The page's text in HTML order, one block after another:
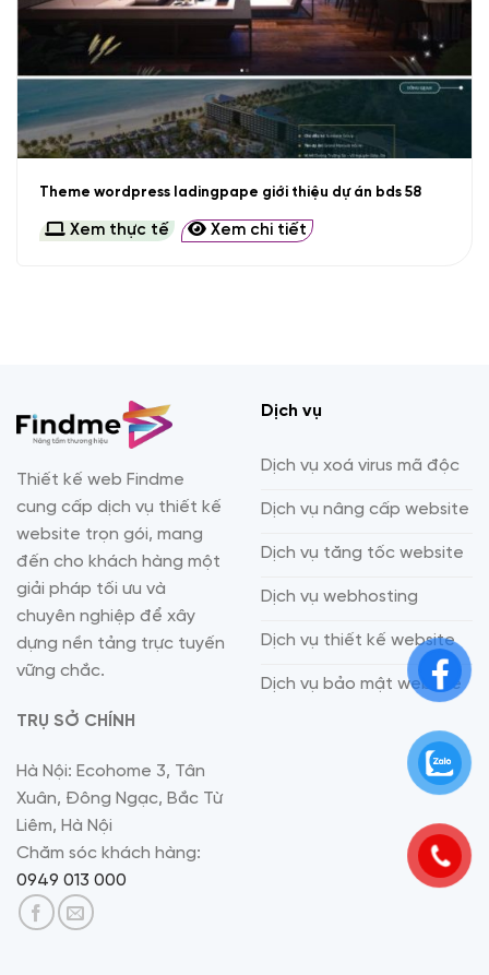
Theme wordpress ladingpape giới thiệu dự án bds 58
Xem thực tế Xem chi tiết
Thiết kế web Findme
cung cấp dịch vụ thiết kế
website trọn gói, mang
đến cho khách hàng một
giải pháp tối ưu và
chuyên nghiệp để xây
dựng nền tảng trực tuyến
vững chắc.
TRỤ SỞ CHÍNH
Hà Nội: Ecohome 3, Tân
Xuân, Đông Ngạc, Bắc Từ
Liêm, Hà Nội
Chăm sóc khách hàng:
0949 013 000
Dịch vụ
Dịch vụ xoá virus mã độc
Dịch vụ nâng cấp website
Dịch vụ tăng tốc website
Dịch vụ webhosting
Dịch vụ thiết kế website
Dịch vụ bảo mật website